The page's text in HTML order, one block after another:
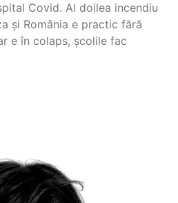
Covid. Al doilea incendiu
și România e practic fără
e în colaps, școlile fac